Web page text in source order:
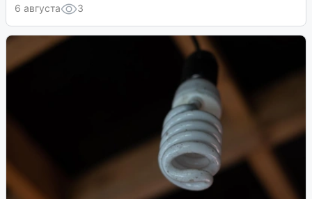
В Красноярске впервые поженят в
Рождество